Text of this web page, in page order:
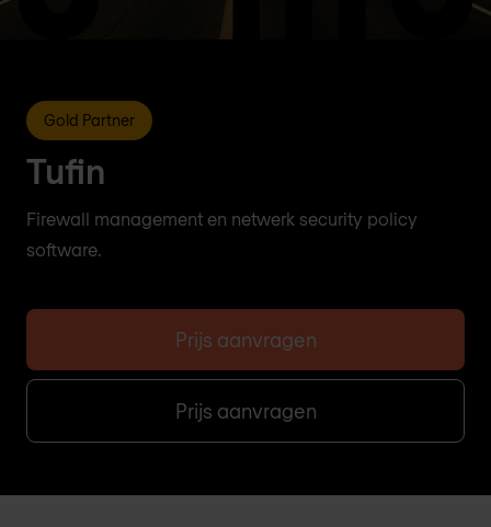
Gold Partner
Tufin
Firewall management en netwerk security policy
software.
Prijs aanvragen
Prijs aanvragen